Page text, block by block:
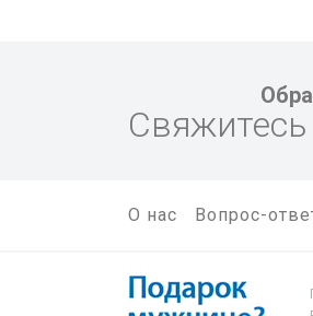
О нас Вопрос-